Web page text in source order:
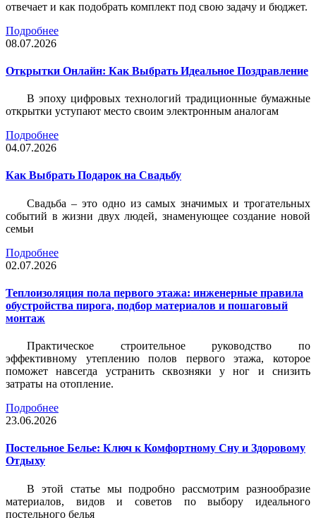
отвечает и как подобрать комплект под свою задачу и бюджет.
Подробнее
08.07.2026
Открытки Онлайн: Как Выбрать Идеальное Поздравление
В эпоху цифровых технологий традиционные бумажные
открытки уступают место своим электронным аналогам
Подробнее
04.07.2026
Как Выбрать Подарок на Свадьбу
Свадьба – это одно из самых значимых и трогательных
событий в жизни двух людей, знаменующее создание новой
семьи
Подробнее
02.07.2026
Теплоизоляция пола первого этажа: инженерные правила
обустройства пирога, подбор материалов и пошаговый
монтаж
Практическое строительное руководство по
эффективному утеплению полов первого этажа, которое
поможет навсегда устранить сквозняки у ног и снизить
затраты на отопление.
Подробнее
23.06.2026
Постельное Белье: Ключ к Комфортному Сну и Здоровому
Отдыху
В этой статье мы подробно рассмотрим разнообразие
материалов, видов и советов по выбору идеального
постельного белья